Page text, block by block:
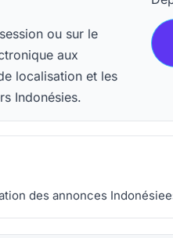
ou sur le
aux
localisation et les
Indonésies.
des annonces